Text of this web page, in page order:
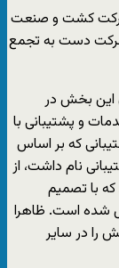
کشت و صنعت
در محوطه این شرکت دست به تجمع
این بخش در
و پشتیبانی با
که بر اساس
نام داشت، از
با تصمیم
شده است. ظاهرا
را در سایر